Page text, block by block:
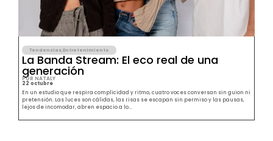
Tendencias Entretenimiento
La Banda Stream: El eco real de una
generación
POR NATALY
22 octubre
En un estudio que respira complicidad y ritmo, cuatro voces conversan sin guion ni
pretensión. Las luces son cálidas, las risas se escapan sin permiso y las pausas,
lejos de incomodar, abren espacio a lo...